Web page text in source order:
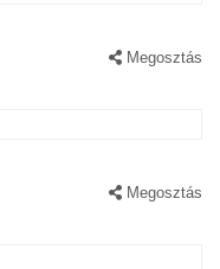
Megosztás
Megosztás